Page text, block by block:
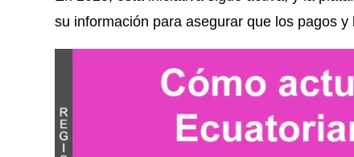
su información para asegurar que los pagos